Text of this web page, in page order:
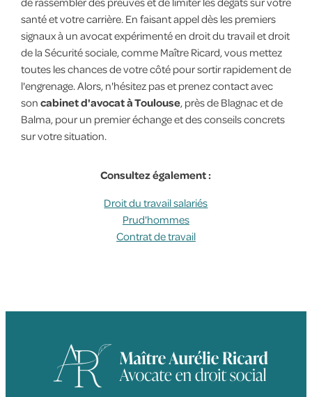
santé et votre carrière. En faisant appel dès les premiers
signaux à un avocat expérimenté en droit du travail et droit
de la Sécurité sociale, comme Maître Ricard, vous mettez
toutes les chances de votre côté pour sortir rapidement de
l'engrenage. Alors, n'hésitez pas et prenez contact avec
son cabinet d'avocat à Toulouse, près de Blagnac et de
Balma, pour un premier échange et des conseils concrets
sur votre situation.
Consultez également :
Droit du travail salariés
Prud'hommes
Contrat de travail